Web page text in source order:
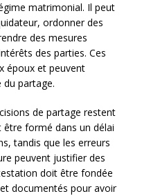
matrimonial. Il peut
ordonner des
des mesures
des parties. Ces
époux et peuvent
du partage.
de partage restent
être formé dans un délai
tandis que les erreurs
peuvent justifier des
doit être fondée
documentés pour avoir